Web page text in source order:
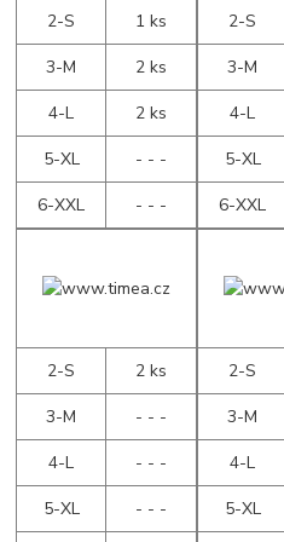
2-S
1 ks
3-M
2 ks
4-L
2 ks
5-XL
- - -
6-XXL
- - -
2-S
3-M
4-L
5-XL
6-XXL
2-S
2 ks
3-M
- - -
4-L
- - -
5-XL
- - -
2-S
3-M
4-L
5-XL